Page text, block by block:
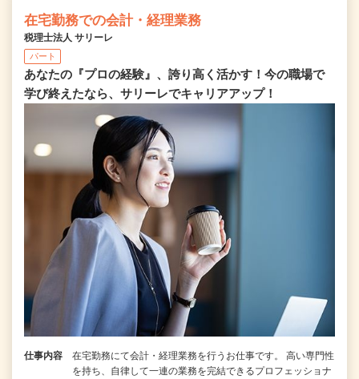
在宅勤務での会計・経理業務
税理士法人 サリーレ
パート
あなたの『プロの経験』、誇り高く活かす！今の職場で
学び終えたなら、サリーレでキャリアアップ！
仕事内容
在宅勤務にて会計・経理業務を行うお仕事です。 高い専門性
を持ち、自律して一連の業務を完結できるプロフェッショナ